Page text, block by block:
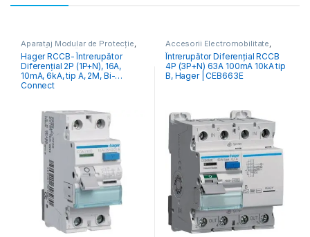
Aparataj Modular de Protecție,
RCCB Întrerupătoare Diferențiale
Hager RCCB- Întrerupător
Diferențial 2P (1P+N), 16A,
10mA, 6kA, tip A, 2M, Bi-
Connect
Accesorii Electromobilitate,
Aparataj Modular de Protecție,
Monitorizare & Control PV,
RCCB Întrerupătoare Diferențiale
Întrerupător Diferențial RCCB
4P (3P+N) 63A 100mA 10kA tip
B, Hager | CEB663E